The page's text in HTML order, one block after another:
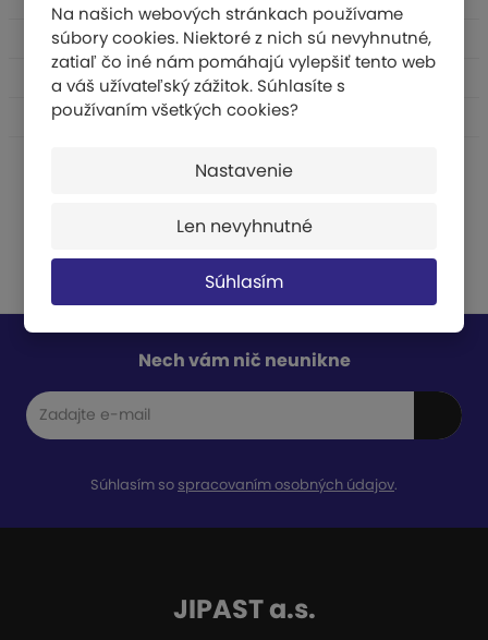
Na našich webových stránkach používame
súbory cookies. Niektoré z nich sú nevyhnutné,
zatiaľ čo iné nám pomáhajú vylepšiť tento web
a váš užívateľský zážitok. Súhlasíte s
používaním všetkých cookies?
Nastavenie
Len nevyhnutné
Súhlasím
Voľný čas
Bojové umenia
Psychomotorika
Nech vám nič neunikne
Súhlasím so spracovaním osobných údajov.
JIPAST a.s.